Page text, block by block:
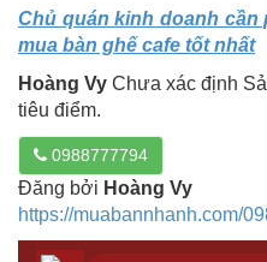
Chủ quán kinh doanh cần
mua bàn ghế cafe tốt nhất
Hoàng Vy Chưa xác định
tiêu điểm.
0988777794
Đăng bởi Hoàng Vy
https://muabannhanh.com/